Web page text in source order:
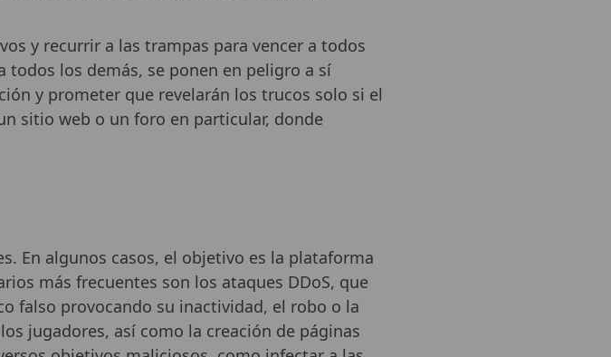
y recurrir a las trampas para vencer a todos
todos los demás, se ponen en peligro a sí
y prometer que revelarán los trucos solo si el
sitio web o un foro en particular, donde
En algunos casos, el objetivo es la plataforma
más frecuentes son los ataques DDoS, que
falso provocando su inactividad, el robo o la
jugadores, así como la creación de páginas